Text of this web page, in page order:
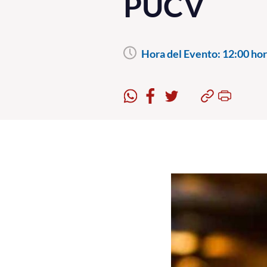
Hora del Evento: 12:00